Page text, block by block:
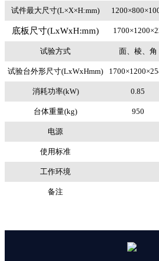
试件最大尺寸(L×X×H:mm)
底板尺寸(LxWxH:mm)
试验方式 面、棱、角
试验台外形尺寸(LxWxHmm)
消耗功率(kW) 0.85
台体重量(kg) 950
电源
使用标准
工作环境
备注